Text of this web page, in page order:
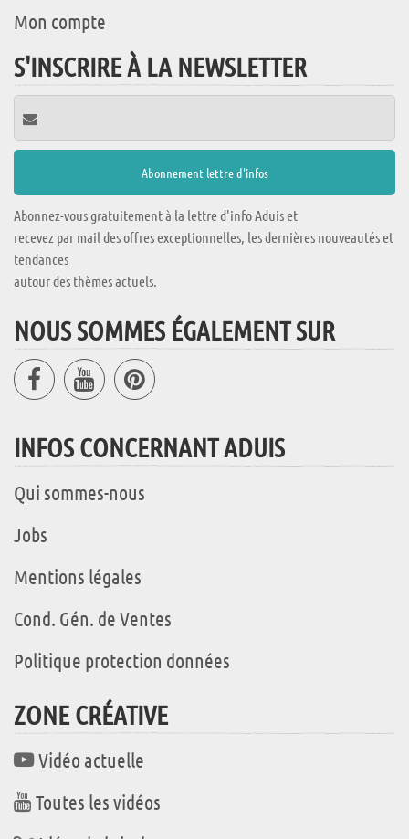
Mon compte
S'INSCRIRE À LA NEWSLETTER
Abonnez-vous gratuitement à la lettre d'info Aduis et
recevez par mail des offres exceptionnelles, les dernières nouveautés et
tendances
autour des thèmes actuels.
NOUS SOMMES ÉGALEMENT SUR
INFOS CONCERNANT ADUIS
Qui sommes-nous
Jobs
Mentions légales
Cond. Gén. de Ventes
Politique protection données
ZONE CRÉATIVE
Vidéo actuelle
Toutes les vidéos